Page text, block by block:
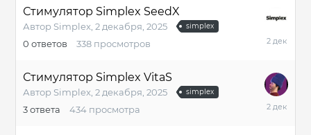
Стимулятор Simplex SeedX
Автор Simplex, 2 декабря, 2025 simplex
0 ответов 338 просмотров
2
Стимулятор Simplex VitaS
Автор Simplex 2 декабря, 2025 simplex
3ответа 434 просмотра
2